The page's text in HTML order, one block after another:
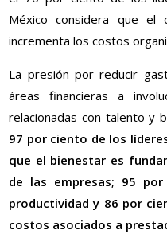
México considera que el
incrementa los costos
La presión por reducir
áreas financieras a
relacionadas con talento y
97 por ciento de los
que el bienestar es
de las empresas; 95
productividad y 86 por
costos asociados a